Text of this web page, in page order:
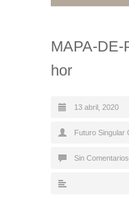
MAPA-
hor
13 abril, 2020
Futuro Singular
Sin Comentarios